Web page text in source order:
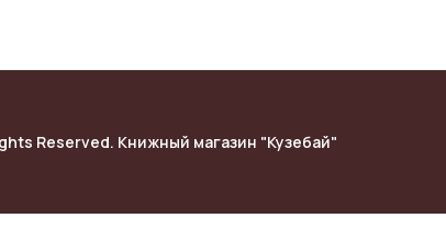
Reserved. Книжный магазин "Кузебай"